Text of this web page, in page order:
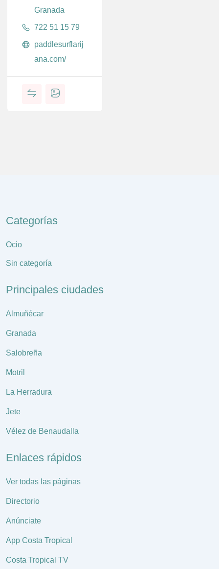
Granada
722 51 15 79
paddlesurflarij
ana.com/
Categorías
Ocio
Sin categoría
Principales ciudades
Almuñécar
Granada
Salobreña
Motril
La Herradura
Jete
Vélez de Benaudalla
Enlaces rápidos
Ver todas las páginas
Directorio
Anúnciate
App Costa Tropical
Costa Tropical TV